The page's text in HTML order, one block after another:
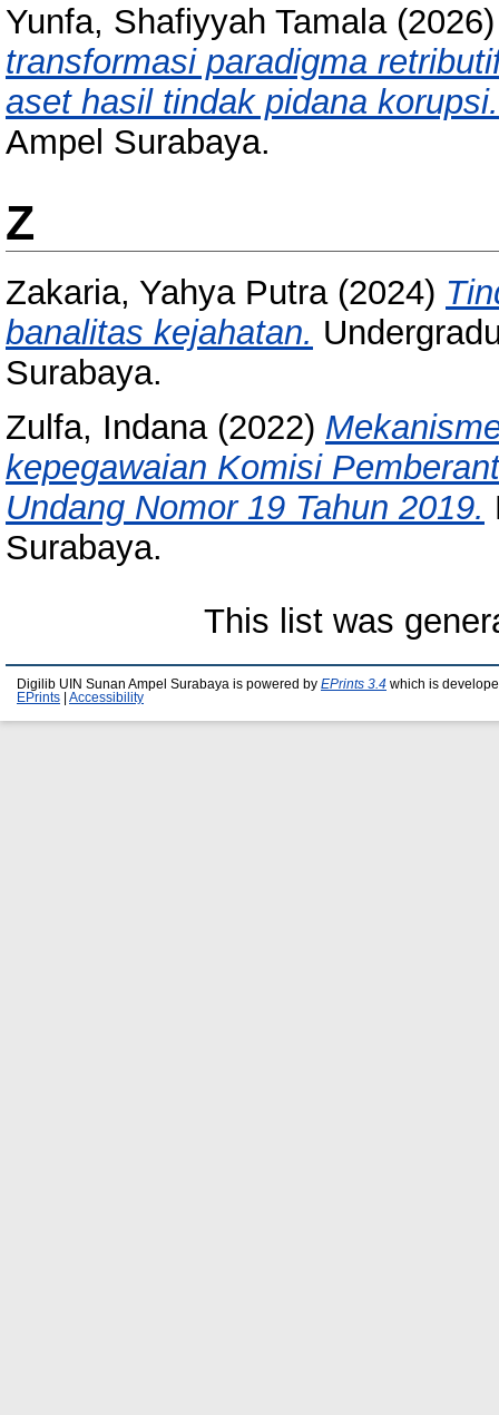
Yunfa, Shafiyyah Tamala
transformasi paradigma
aset hasil tindak pidana korupsi.
Ampel Surabaya.
Z
Zakaria, Yahya Putra(2024)
banalitas kejahatan.
Surabaya.
Zulfa, Indana(2022)
kepegawaian Komisi
Undang Nomor 19 Tahun 2019.
Surabaya.
This list was
Digilib UIN Sunan Ampel Surabaya is powered by EPrints 3.4 which is
EPrints
Accessibility